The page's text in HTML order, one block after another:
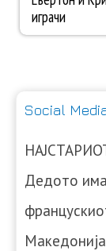
Social
Дедото
Македонија